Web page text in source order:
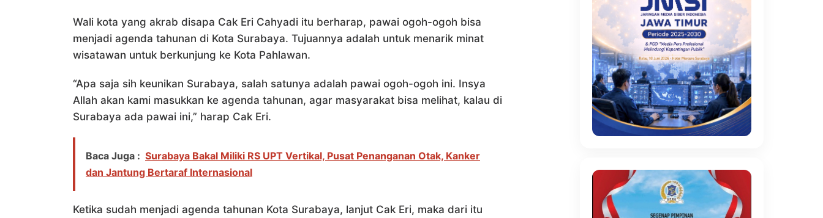
Wali kota yang akrab disapa Cak Eri Cahyadi itu berharap, pawai ogoh-ogoh bisa
menjadi agenda tahunan di Kota Surabaya. Tujuannya adalah untuk menarik minat
wisatawan untuk berkunjung ke Kota Pahlawan.
“Apa saja sih keunikan Surabaya, salah satunya adalah pawai ogoh-ogoh ini. Insya
Allah akan kami masukkan ke agenda tahunan, agar masyarakat bisa melihat, kalau di
Surabaya ada pawai ini,” harap Cak Eri.
Baca Juga : Surabaya Bakal Miliki RS UPT Vertikal, Pusat Penanganan Otak, Kanker
dan Jantung Bertaraf Internasional
Ketika sudah menjadi agenda tahunan Kota Surabaya, lanjut Cak Eri, maka dari itu